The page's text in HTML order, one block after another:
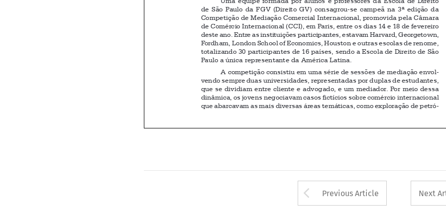









Fordham, London School of Economics, Houston e outras escolas de renome,
totalizando 30 participantes de 16 países, sendo a Escola de Direito de São
Paulo a única representante da América Latina.
A competição consistiu em uma série de sessões de mediação envol
vendo sempre duas universidades, representadas por duplas de estudantes,
que se dividiam entre cliente e advogado, e um mediador. Por meio dessa
dinâmica, os jovens negociavam casos fictícios sobre comércio internacional
que abarcavam as mais diversas áreas temáticas, como exploração de petró
Arrow button used
Previous Article Next